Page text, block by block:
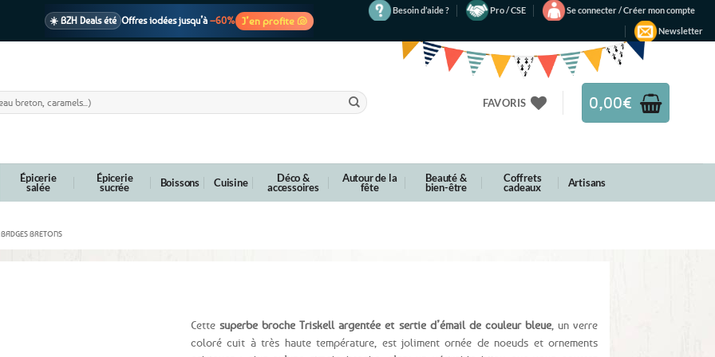
☀️ BZH Deals été Offres iodées jusqu’à –60% J’en profite 🐚
Besoin d’aide ? Pro / CSE
Se connecter / Créer mon compte
Newsletter
FAVORIS 0,00€
Épicerie
salée
Épicerie
sucrée Boissons Cuisine Déco &
accessoires
Autour de la
fête
Beauté &
bien-être
Coffrets
cadeaux Artisans
BRETONS
Cettesuperbe broche Triskell argentée et sertie d’émail de couleur bleue, un verre
coloré cuit à très haute température, est joliment ornée de noeuds et ornements